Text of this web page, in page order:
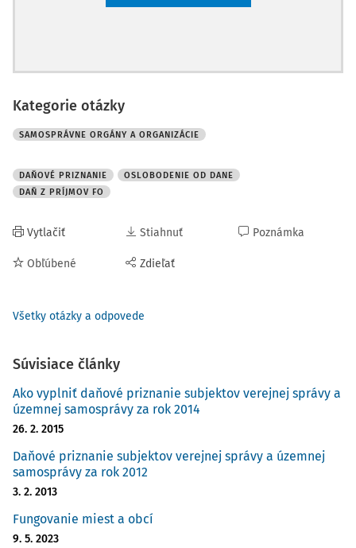
Kategorie otázky
SAMOSPRÁVNE ORGÁNY A ORGANIZÁCIE
DAŇOVÉ PRIZNANIE
OSLOBODENIE OD DANE
DAŇ Z PRÍJMOV FO
Vytlačiť
Obľúbené
Stiahnuť
Zdieľať
Poznámka
Všetky otázky a odpovede
Súvisiace články
Ako vyplniť daňové priznanie subjektov verejnej správy a
územnej samosprávy za rok 2014
26. 2. 2015
Daňové priznanie subjektov verejnej správy a územnej
samosprávy za rok 2012
3. 2. 2013
Fungovanie miest a obcí
9. 5. 2023